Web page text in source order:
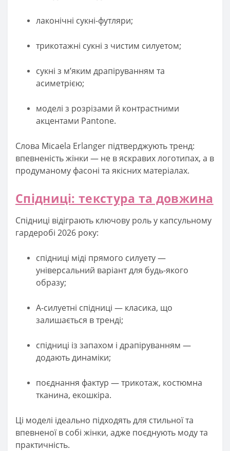
лаконічні сукні-футляри;
трикотажні сукні з чистим силуетом;
сукні з м’яким драпіруванням та
асиметрією;
моделі з розрізами й контрастними
акцентами Pantone.
Слова Micaela Erlanger підтверджують тренд:
впевненість жінки — не в яскравих логотипах, а в
продуманому фасоні та якісних матеріалах.
Спідниці: текстура та довжина
Спідниці відіграють ключову роль у капсульному
гардеробі 2026 року:
спідниці міді прямого силуету —
універсальний варіант для будь-якого
образу;
А-силуетні спідниці — класика, що
залишається в тренді;
спідниці із запахом і драпіруванням —
додають динаміки;
поєднання фактур — трикотаж, костюмна
тканина, екошкіра.
Ці моделі ідеально підходять для стильної та
впевненої в собі жінки, адже поєднують моду та
практичність.